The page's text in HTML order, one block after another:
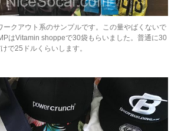
ークアウト系のサンプルです。この量やばくないで
はVitamin shoppeで30袋もらいました。普通に30
で25ドルくらいします。